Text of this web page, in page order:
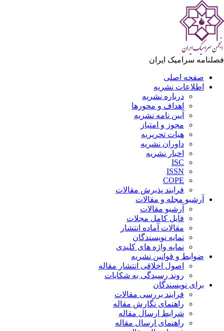
سرامیک ایران
صفحه اصلی
اطلاعات نشریه
درباره نشریه
اهداف و محورها
آیین نامه نشریه
مجوز و امتیاز
هیات تحریریه
داوران نشریه
اخبار نشریه
ISC
ISSN
COPE
فرایند پذیرش مقالات
آرشیو مجله و مقالات
آرشیو مقالات
فایل کامل مجلات
مقالات آماده انتشار
نمایه نویسندگان
نمایه واژه های کلیدی
ضوابط و قوانین نشریه
اصول اخلاقی انتشار مقاله
روند رسیدگی به شکایات
برای نویسندگان
فرایند بررسی مقالات
راهنمای نگارش مقاله
شرایط ارسال مقاله
راهنمای ارسال مقاله